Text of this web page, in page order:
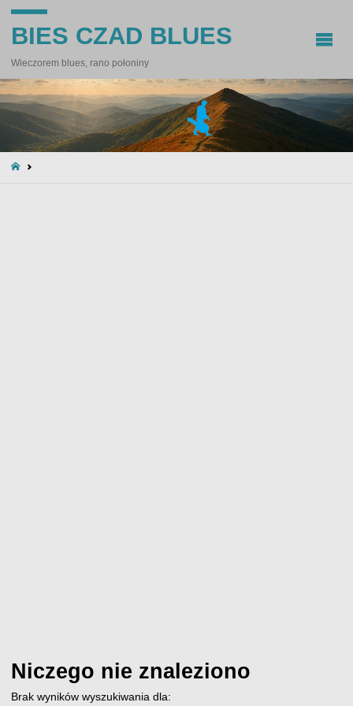
BIES CZAD BLUES
Wieczorem blues, rano połoniny
STRONA
Niczego nie znaleziono
Brak wyników wyszukiwania dla: